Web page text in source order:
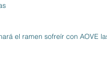
el ramen sofreír con AOVE